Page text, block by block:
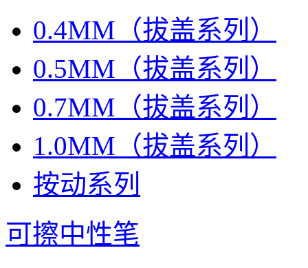
0.4MM（拔盖系列）
0.5MM（拔盖系列）
0.7MM（拔盖系列）
1.0MM（拔盖系列）
按动系列
可擦中性笔